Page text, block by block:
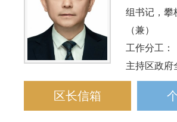
组书记，攀
（兼）
工作分工：
主持区政府
区长信箱